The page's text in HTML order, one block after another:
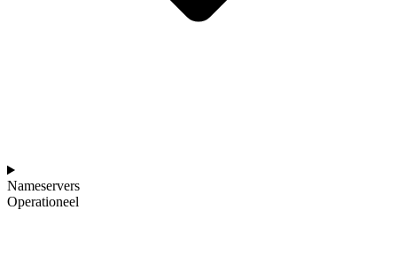
Nameservers
Operationeel